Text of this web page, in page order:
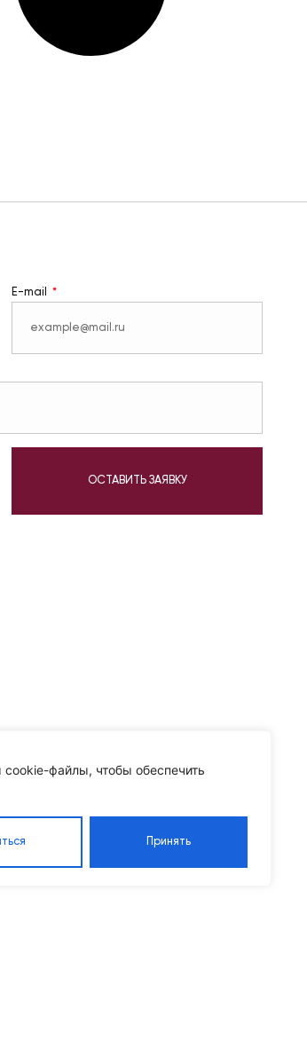
файлы, чтобы обеспечить
Принять
E-mail
ОСТАВИТЬ ЗАЯВКУ